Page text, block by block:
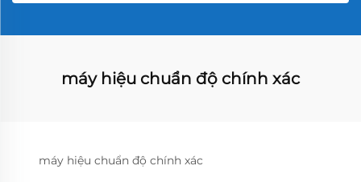
máy hiệu chuẩn độ chính xác
máy hiệu chuẩn độ chính xác